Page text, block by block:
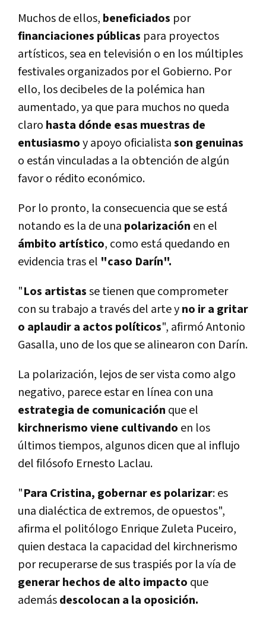
Muchos de ellos, beneficiados por
financiaciones públicas para proyectos
artísticos, sea en televisión o en los múltiples
festivales organizados por el Gobierno. Por
ello, los decibeles de la polémica han
aumentado, ya que para muchos no queda
claro hasta dónde esas muestras de
entusiasmoy apoyo oficialistason genuinas
o están vinculadas a la obtención de algún
favor o rédito económico.
Por lo pronto, la consecuencia que se está
notando es la de una polarización en el
ámbito artístico, como está quedando en
evidencia tras el "caso Darín".
"Los artistasse tienen que comprometer
con su trabajo a través del arte yno ir a gritar
o aplaudir a actos políticos", afirmó Antonio
Gasalla, uno de los que se alinearon con Darín.
La polarización, lejos de ser vista como algo
negativo, parece estar en línea con una
estrategia de comunicación que el
kirchnerismo viene cultivando en los
últimos tiempos, algunos dicen que al influjo
del filósofo Ernesto Laclau.
"Para Cristina, gobernar es polarizar: es
una dialéctica de extremos, de opuestos",
afirma el politólogo Enrique Zuleta Puceiro,
quien destaca la capacidad del kirchnerismo
por recuperarse de sus traspiés por la vía de
generar hechos de alto impacto que
ademásdescolocan a la oposición.